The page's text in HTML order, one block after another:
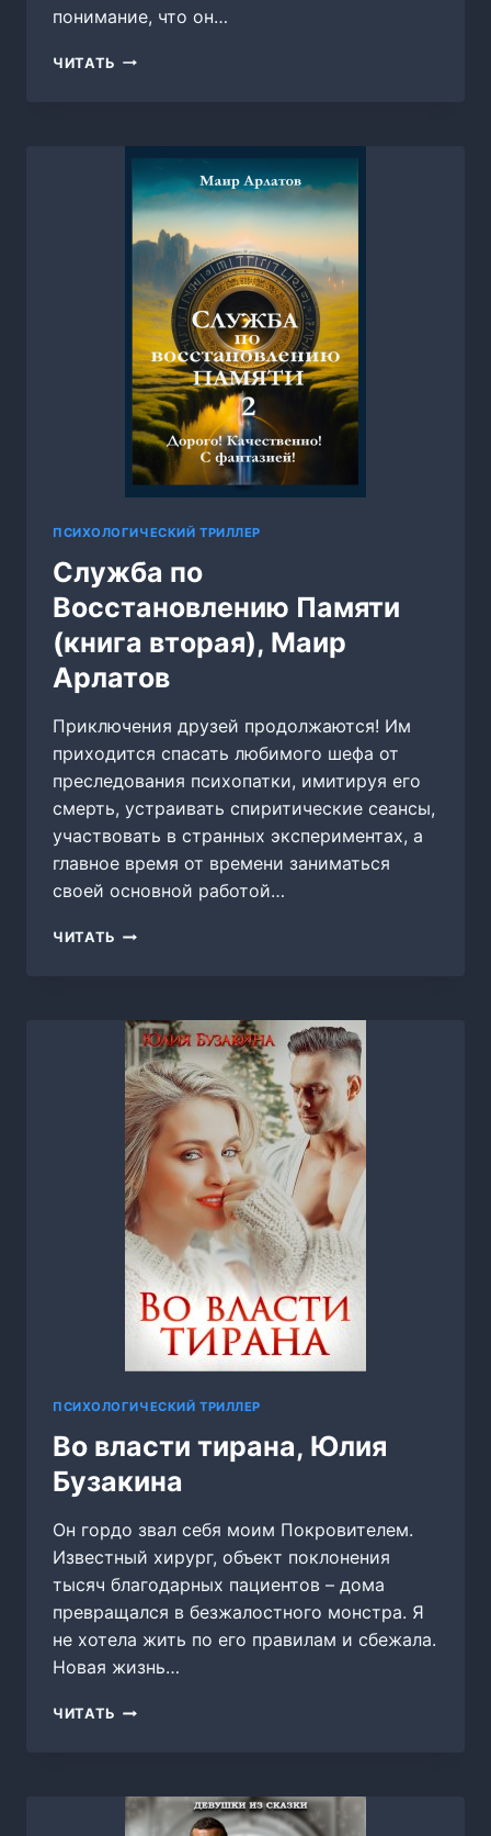
понимание, что он…
ЧИТАТЬ ТА,
ЛОВЫГИНА
ПСИХОЛОГИЧЕСКИЙ ТРИЛЛЕР
Служба по
Восстановлению Памяти
(книга вторая), Маир
Арлатов
Приключения друзей продолжаются! Им
приходится спасать любимого шефа от
преследования психопатки, имитируя его
смерть, устраивать спиритические сеансы,
участвовать в странных экспериментах, а
главное время от времени заниматься
своей основной работой…
ЧИТАТЬ СЛУЖБА
(КНИГА
ВТОРАЯ),
МАИР
АРЛАТОВ
ПСИХОЛОГИЧЕСКИЙ ТРИЛЛЕР
Во власти тирана, Юлия
Бузакина
Он гордо звал себя моим Покровителем.
Известный хирург, объект поклонения
тысяч благодарных пациентов – дома
превращался в безжалостного монстра. Я
не хотела жить по его правилам и сбежала.
Новая жизнь…
ЧИТАТЬ ВО
БУЗАКИНА